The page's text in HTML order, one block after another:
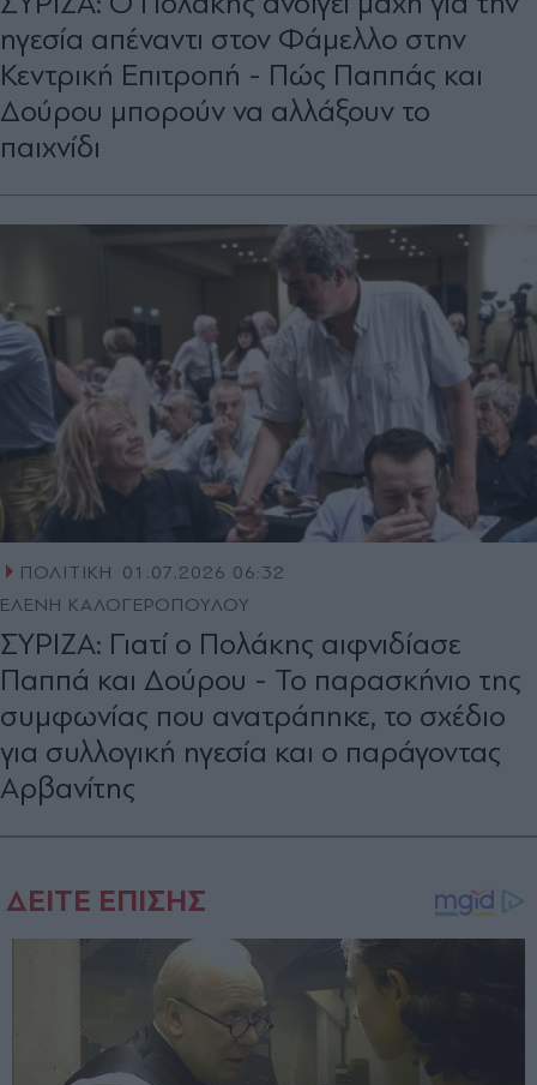
ηγεσία απέναντι στον Φάμελλο στην
Κεντρική Επιτροπή - Πώς Παππάς και
Δούρου μπορούν να αλλάξουν το
παιχνίδι
ΠΟΛΙΤΙΚΗ
01.07.2026 06:32
ΕΛΕΝΗ ΚΑΛΟΓΕΡΟΠΟΥΛΟΥ
ΣΥΡΙΖΑ: Γιατί ο Πολάκης αιφνιδίασε
Παππά και Δούρου - Το παρασκήνιο της
συμφωνίας που ανατράπηκε, το σχέδιο
για συλλογική ηγεσία και ο παράγοντας
Αρβανίτης